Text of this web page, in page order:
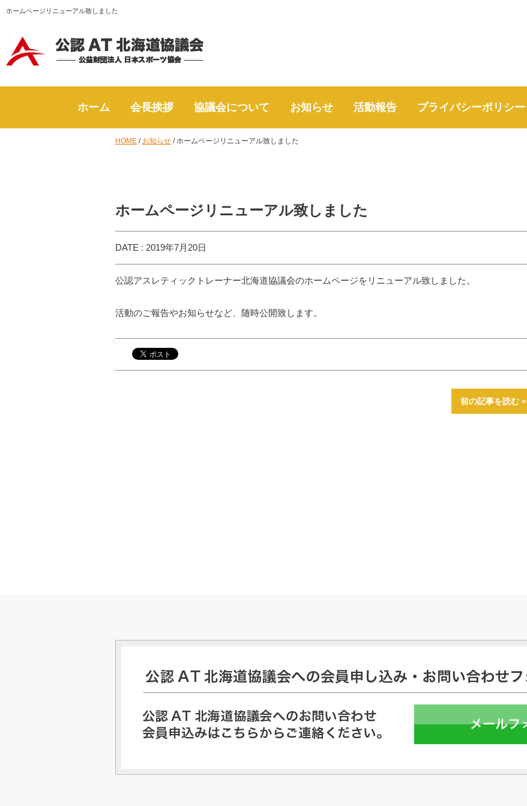
ホームページリニューアル致しました
ホーム 会長挨拶 協議会について お知らせ 活動報告 プライバシーポリシー
HOME / お知らせ /ホームページリニューアル致しました
ホームページリニューアル致しました
DATE : 2019年7月20日
公認アスレティックトレーナー北海道協議会のホームページをリニューアル致しました。
活動のご報告やお知らせなど、随時公開致します。
前の記事を読む »